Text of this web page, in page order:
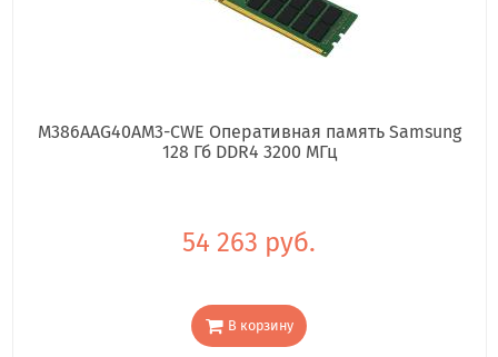
M386AAG40AM3-CWE Оперативная память Samsung
128 Гб DDR4 3200 МГц
54 263 руб.
В корзину